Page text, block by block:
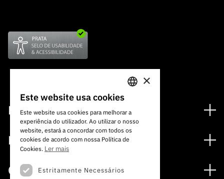
Financiamento
Programas de Financiamento
Internacional
Prémios
Media
Notas de Imprensa
Concursos
PORTUGUESE
ENGLISH
×
Este website usa cookies
Este website usa cookies para melhorar a
experiência do utilizador. Ao utilizar o nosso
website, estará a concordar com todos os
cookies de acordo com nossa Política de
Cookies. Ler mais
Estritamente Necessários